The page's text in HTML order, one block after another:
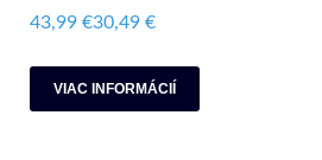
43,99 €30,49 €
VIAC INFORMÁCIÍ